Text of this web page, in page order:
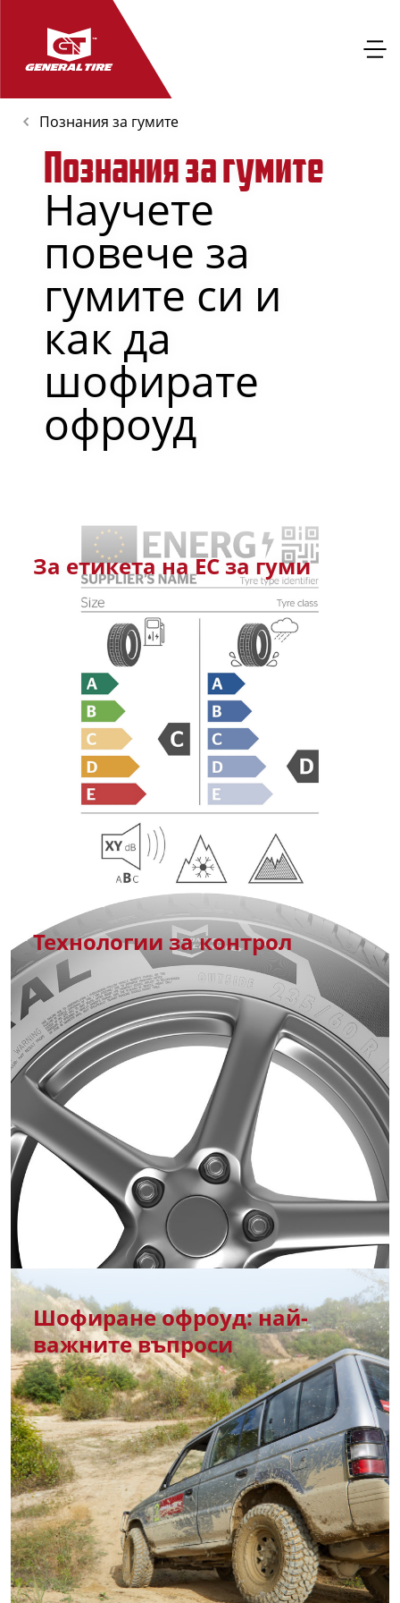
Познания за гумите
Познания за гумите
Научете
повече за
гумите си и
как да
шофирате
офроуд
За етикета на ЕС за гуми
Технологии за контрол
Шофиране офроуд: най-
важните въпроси